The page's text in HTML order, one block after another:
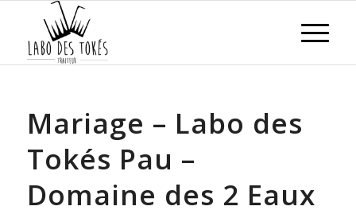
Mariage – Labo des
Tokés Pau –
Domaine des 2 Eaux